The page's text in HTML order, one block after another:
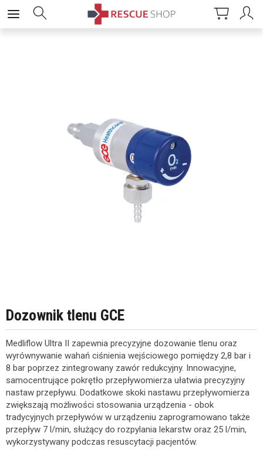
Dozownik tlenu GCE
Medliflow Ultra II zapewnia precyzyjne dozowanie tlenu oraz
wyrównywanie wahań ciśnienia wejściowego pomiędzy 2,8 bar i
8 bar poprzez zintegrowany zawór redukcyjny. Innowacyjne,
samocentrujące pokrętło przepływomierza ułatwia precyzyjny
nastaw przepływu. Dodatkowe skoki nastawu przepływomierza
zwiększają możliwości stosowania urządzenia - obok
tradycyjnych przepływów w urządzeniu zaprogramowano także
przepływ 7 l/min, służący do rozpylania lekarstw oraz 25 l/min,
wykorzystywany podczas resuscytacji pacjentów.